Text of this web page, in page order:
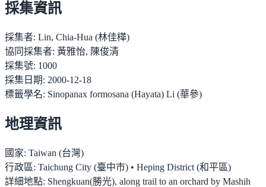
採集資訊
採集者: Lin, Chia-Hua (林佳樺)
協同採集者: 黃雅怡, 陳俊清
採集號: 1000
採集日期: 2000-12-18
標籤學名: Sinopanax formosana (Hayata) Li (華參)
地理資訊
國家: Taiwan (台灣)
行政區: Taichung City (臺中市) • Heping District (和平區)
詳細地點: Shengkuan(勝光), along trail to an orchard by Mashih